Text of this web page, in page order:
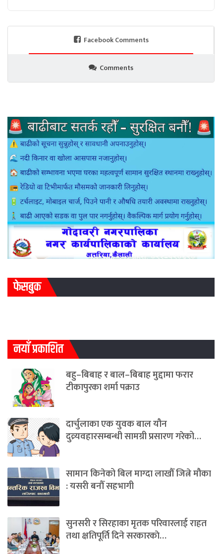
Facebook Comments
Comments
फेसबुक
नयाँ प्रकाशित
बहु–बिबाह र बाल–बिबाह मुद्दामा फरार
टीकापुरका शर्मा पक्राउ
दार्चुलाका एक युवक बाल यौन
दुव्र्यवहारसम्बन्धी सामग्री प्रसारण गरेको…
सामान किनेको बिल माग्दा लाखौँ जित्ने मौका
: यसरी बनौँ सहभागी
सुनसरी र सिरहाका मृतक परिवारलाई राहत
तथा क्षतिपूर्ति दिने सरकारकाे…